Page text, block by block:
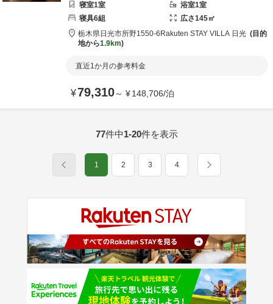
寝室1室 浴室1室
寝具6組 広さ145㎡
栃木県日光市所野1550-6 Rakuten STAY VILLA 日光
目的
地から1.9km
直近1か月の参考料金
¥79,310～ ¥148,706/泊
77件中1-20件を表示
1 2 3 4